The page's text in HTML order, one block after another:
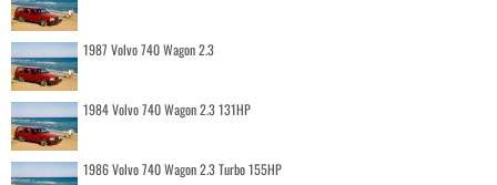
1987 Volvo 740 Wagon 2.3
1984 Volvo 740 Wagon 2.3 131HP
1986 Volvo 740 Wagon 2.3 Turbo 155HP